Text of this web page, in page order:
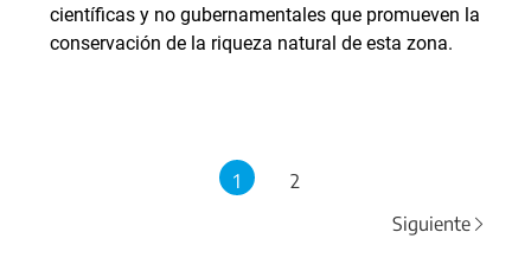
científicas y no gubernamentales que promueven la
conservación de la riqueza natural de esta zona.
1
2
Siguiente